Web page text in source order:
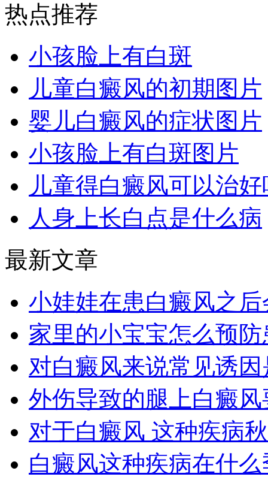
热点推荐
小孩脸上有白斑
儿童白癜风的初期图片
婴儿白癜风的症状图片
小孩脸上有白斑图片
儿童得白癜风可以治好
人身上长白点是什么病
最新文章
小娃娃在患白癜风之
家里的小宝宝怎么预
对白癜风来说常见诱
外伤导致的腿上白癜
对于白癜风 这种疾病
白癜风这种疾病在什